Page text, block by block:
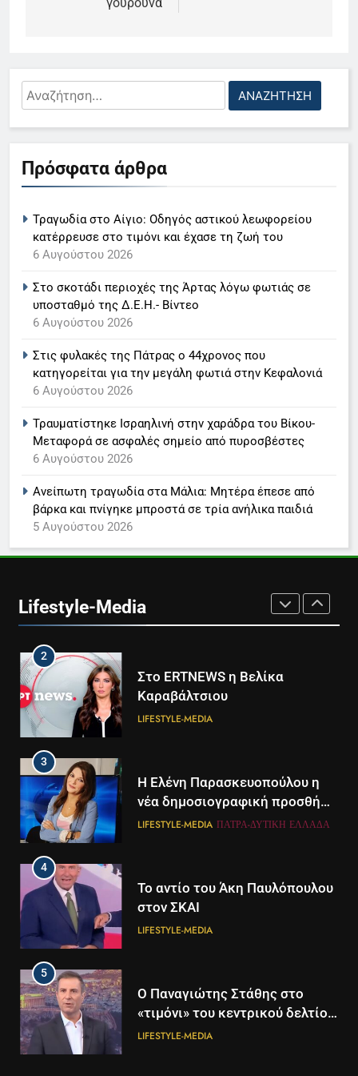
Αναζήτηση
για:
Πρόσφατα άρθρα
Τραγωδία στο Αίγιο: Οδηγός αστικού λεωφορείου
κατέρρευσε στο τιμόνι και έχασε τη ζωή του
6 Αυγούστου 2026
Στο σκοτάδι περιοχές της Άρτας λόγω φωτιάς σε
υποσταθμό της Δ.Ε.Η.- Βίντεο
6 Αυγούστου 2026
Στις φυλακές της Πάτρας ο 44χρονος που
κατηγορείται για την μεγάλη φωτιά στην Κεφαλονιά
6 Αυγούστου 2026
Τραυματίστηκε Ισραηλινή στην χαράδρα του Βίκου-
Μεταφορά σε ασφαλές σημείο από πυροσβέστες
6 Αυγούστου 2026
Ανείπωτη τραγωδία στα Μάλια: Μητέρα έπεσε από
βάρκα και πνίγηκε μπροστά σε τρία ανήλικα παιδιά
5 Αυγούστου 2026
Lifestyle-Media
5
«τιμόνι» του κεντρικού δελτίου
ειδήσεων της ΕΡΤ
LIFESTYLE-MEDIA
6
LIFESTYLE-MEDIA
Τέλος από τον ΑΝΤ1 ο
Παναγιώτης Στάθης
8
Times μαζί σε μια νέα
συνδρομητική πρόταση
LIFESTYLE-MEDIA
1
LIFESTYLE-MEDIA
2
Στο ERTNEWS η Βελίκα
Καραβάλτσιου
LIFESTYLE-MEDIA
3
Η Ελένη Παρασκευοπούλου η
νέα δημοσιογραφική προσθήκη
του ΣΚΑΪ στην Πάτρα
LIFESTYLE-MEDIA ΠΆΤΡΑ-ΔΥΤΙΚΉ ΕΛΛΆΔΑ
4
Το αντίο του Άκη Παυλόπουλου
στον ΣΚΑΙ
LIFESTYLE-MEDIA
5
Ο Παναγιώτης Στάθης στο
«τιμόνι» του κεντρικού δελτίου
ειδήσεων της ΕΡΤ
LIFESTYLE-MEDIA
5
Διάστημα: Εντοπίστηκαν για
πρώτη φορά ενδείξεις για τον
άνεμο που εκπέμπει η μαύρη
ΔΙΕΘΝΉ ΕΠΙΣΤΉΜΗ